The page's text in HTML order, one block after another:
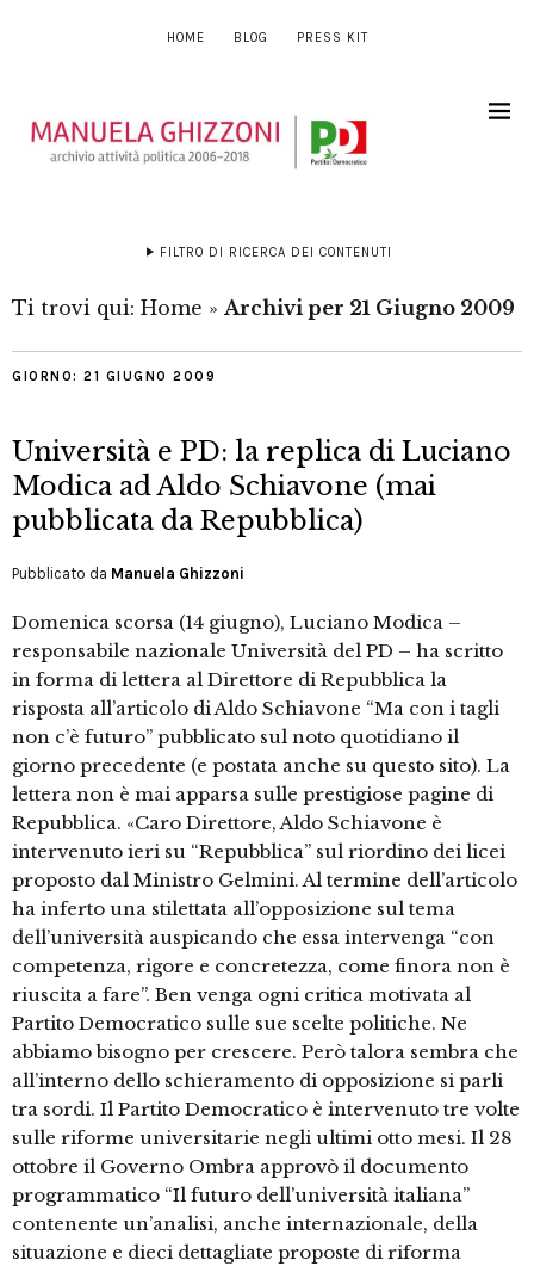
HOME BLOG PRESS KIT
FILTRO DI RICERCA DEI CONTENUTI
Ti trovi qui: Home » Archivi per 21 Giugno 2009
GIORNO: 21 GIUGNO 2009
Università e PD: la replica di Luciano
Modica ad Aldo Schiavone (mai
pubblicata da Repubblica)
Pubblicato da Manuela Ghizzoni
Domenica scorsa (14 giugno), Luciano Modica –
responsabile nazionale Università del PD – ha scritto
in forma di lettera al Direttore di Repubblica la
risposta all’articolo di Aldo Schiavone “Ma con i tagli
non c’è futuro” pubblicato sul noto quotidiano il
giorno precedente (e postata anche su questo sito). La
lettera non è mai apparsa sulle prestigiose pagine di
Repubblica. «Caro Direttore, Aldo Schiavone è
intervenuto ieri su “Repubblica” sul riordino dei licei
proposto dal Ministro Gelmini. Al termine dell’articolo
ha inferto una stilettata all’opposizione sul tema
dell’università auspicando che essa intervenga “con
competenza, rigore e concretezza, come finora non è
riuscita a fare”. Ben venga ogni critica motivata al
Partito Democratico sulle sue scelte politiche. Ne
abbiamo bisogno per crescere. Però talora sembra che
all’interno dello schieramento di opposizione si parli
tra sordi. Il Partito Democratico è intervenuto tre volte
sulle riforme universitarie negli ultimi otto mesi. Il 28
ottobre il Governo Ombra approvò il documento
programmatico “Il futuro dell’università italiana”
contenente un’analisi, anche internazionale, della
situazione e dieci dettagliate proposte di riforma